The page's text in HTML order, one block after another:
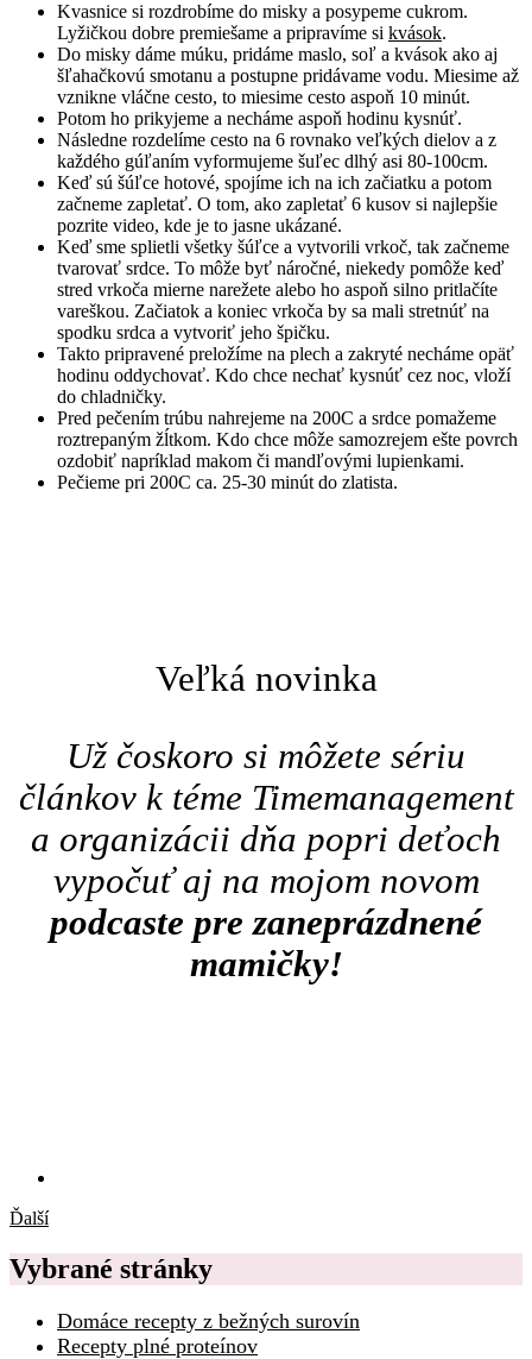
Kvasnice si rozdrobíme do misky a posypeme cukrom.
Lyžičkou dobre premiešame a pripravíme si kvások.
Do misky dáme múku, pridáme maslo, soľ a kvások ako aj
šľahačkovú smotanu a postupne pridávame vodu. Miesime až
vznikne vláčne cesto, to miesime cesto aspoň 10 minút.
Potom ho prikyjeme a necháme aspoň hodinu kysnúť.
Následne rozdelíme cesto na 6 rovnako veľkých dielov a z
každého gúľaním vyformujeme šuľec dlhý asi 80-100cm.
Keď sú šúľce hotové, spojíme ich na ich začiatku a potom
začneme zapletať. O tom, ako zapletať 6 kusov si najlepšie
pozrite video, kde je to jasne ukázané.
Keď sme splietli všetky šúľce a vytvorili vrkoč, tak začneme
tvarovať srdce. To môže byť náročné, niekedy pomôže keď
stred vrkoča mierne narežete alebo ho aspoň silno pritlačíte
vareškou. Začiatok a koniec vrkoča by sa mali stretnúť na
spodku srdca a vytvoriť jeho špičku.
Takto pripravené preložíme na plech a zakryté necháme opäť
hodinu oddychovať. Kdo chce nechať kysnúť cez noc, vloží
do chladničky.
Pred pečením trúbu nahrejeme na 200C a srdce pomažeme
roztrepaným žĺtkom. Kdo chce môže samozrejem ešte povrch
ozdobiť napríklad makom či mandľovými lupienkami.
Pečieme pri 200C ca. 25-30 minút do zlatista.
Veľká novinka
Už čoskoro si môžete sériu
článkov k téme Timemanagement
a organizácii dňa popri deťoch
vypočuť aj na mojom novom
podcaste pre zaneprázdnené
mamičky!
Ďalší
Vybrané stránky
Domáce recepty z bežných surovín
Recepty plné proteínov